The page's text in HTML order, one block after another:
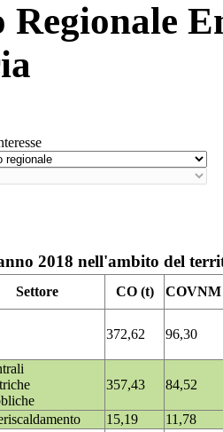
2018 nell'ambito del
Settore CO (t)
COVNM
372,62 96,30
357,43 84,52
15,19
11,78